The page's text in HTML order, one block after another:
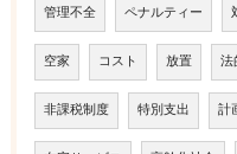
管理不全 ペナルティー
空家 コスト 放置 法
非課税制度 特別支出 計